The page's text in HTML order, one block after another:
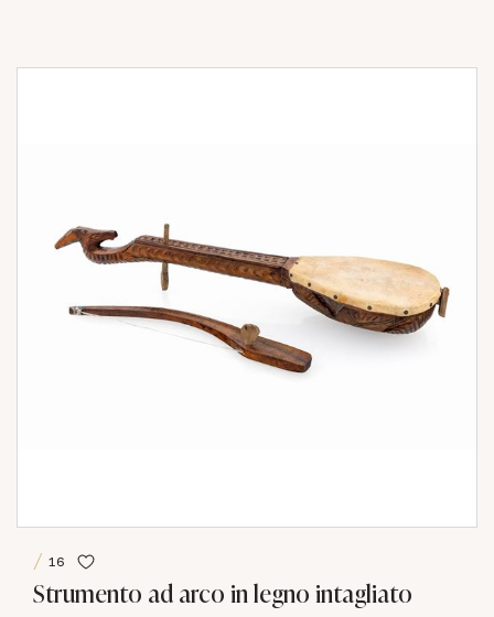
16
Strumento ad arco in legno intagliato